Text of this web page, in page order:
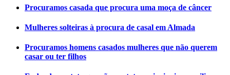
Procuramos casada que procura uma moça de câncer
Mulheres solteiras à procura de casal em Almada
Procuramos homens casados mulheres que não querem
casar ou ter filhos